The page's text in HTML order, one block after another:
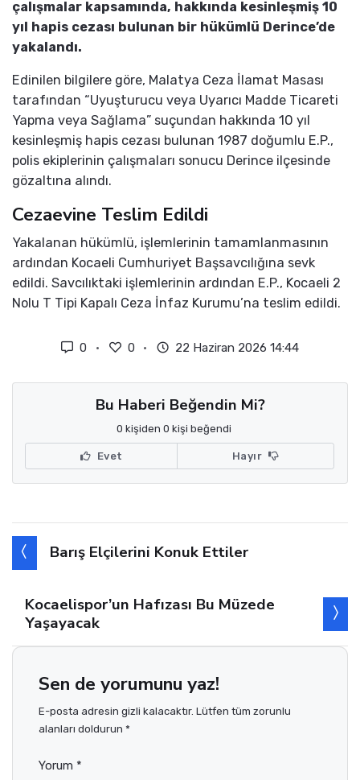
çalışmalar kapsamında, hakkında kesinleşmiş 10
yıl hapis cezası bulunan bir hükümlü Derince’de
yakalandı.
Edinilen bilgilere göre, Malatya Ceza İlamat Masası
tarafından “Uyuşturucu veya Uyarıcı Madde Ticareti
Yapma veya Sağlama” suçundan hakkında 10 yıl
kesinleşmiş hapis cezası bulunan 1987 doğumlu E.P.,
polis ekiplerinin çalışmaları sonucu Derince ilçesinde
gözaltına alındı.
Cezaevine Teslim Edildi
Yakalanan hükümlü, işlemlerinin tamamlanmasının
ardından Kocaeli Cumhuriyet Başsavcılığına sevk
edildi. Savcılıktaki işlemlerinin ardından E.P., Kocaeli 2
Nolu T Tipi Kapalı Ceza İnfaz Kurumu’na teslim edildi.
0 0 22 Haziran 2026 14:44
Bu Haberi Beğendin Mi?
0 kişiden 0 kişi beğendi
Evet Hayır
Barış Elçilerini Konuk Ettiler
Kocaelispor’un Hafızası Bu Müzede
Yaşayacak
Sen de yorumunu yaz!
E-posta adresin gizli kalacaktır. Lütfen tüm zorunlu
alanları doldurun *
Yorum *